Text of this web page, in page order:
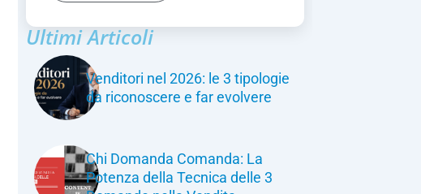
Ultimi Articoli
Venditori nel 2026: le 3 tipologie
da riconoscere e far evolvere
Chi Domanda Comanda: La
Potenza della Tecnica delle 3